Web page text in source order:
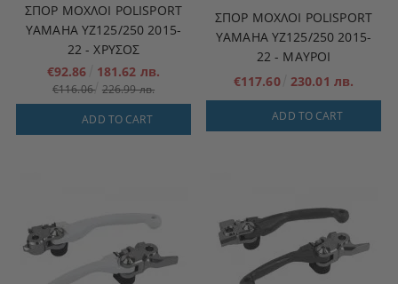
ΣΠΟΡ ΜΟΧΛΟΊ POLISPORT
YAMAHA YZ125/250 2015-
22 - ΧΡΥΣΟΣ
€92.86
181.62 лв.
€116.06 226.99 лв.
ADD TO CART
ΣΠΟΡ ΜΟΧΛΟΊ POLISPORT
YAMAHA YZ125/250 2015-
22 - ΜΑΥΡΟΙ
€117.60 230.01 лв.
ADD TO CART